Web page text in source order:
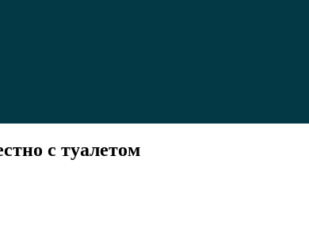
с туалетом